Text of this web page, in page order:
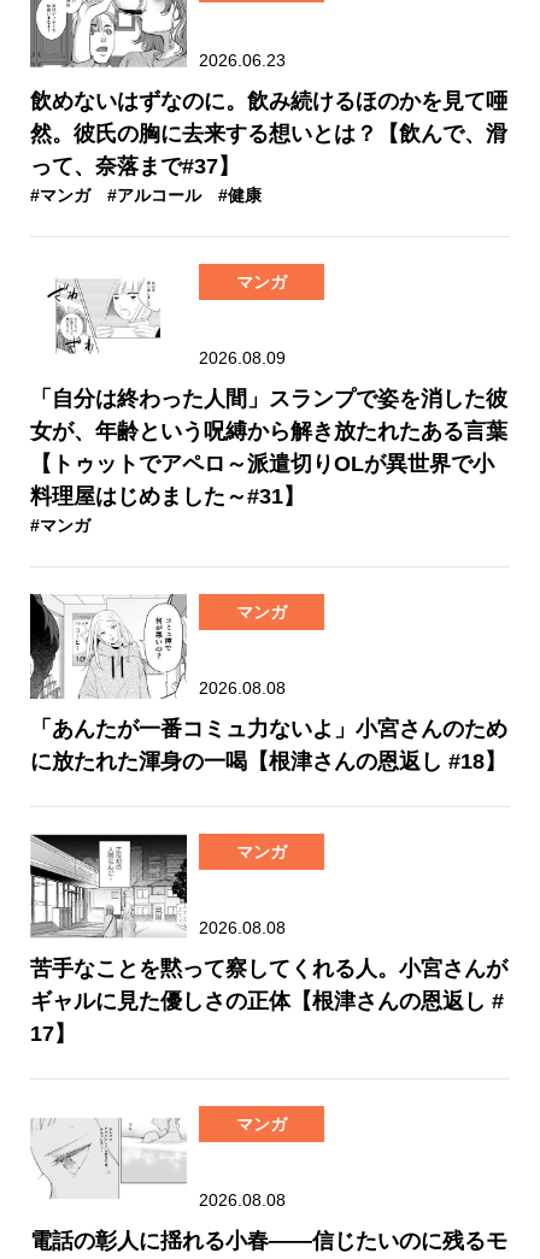
2026.06.23
飲めないはずなのに。飲み続けるほのかを見て唖
然。彼氏の胸に去来する想いとは？【飲んで、滑
って、奈落まで#37】
#マンガ #アルコール #健康
マンガ
2026.08.09
「自分は終わった人間」スランプで姿を消した彼
女が、年齢という呪縛から解き放たれたある言葉
【トゥットでアペロ～派遣切りOLが異世界で小
料理屋はじめました～#31】
#マンガ
マンガ
2026.08.08
「あんたが一番コミュ力ないよ」小宮さんのため
に放たれた渾身の一喝【根津さんの恩返し #18】
マンガ
2026.08.08
苦手なことを黙って察してくれる人。小宮さんが
ギャルに見た優しさの正体【根津さんの恩返し #
17】
マンガ
2026.08.08
電話の彰人に揺れる小春――信じたいのに残るモ